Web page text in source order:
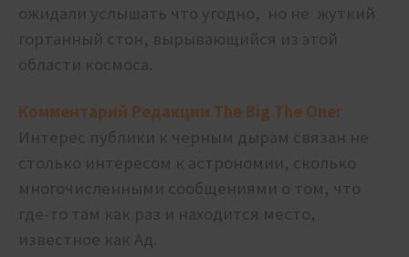
ожидали услышать что угодно, но не жуткий
гортанный стон, вырывающийся из этой
области космоса.
Комментарий Редакции The Big The One:
Интерес публики к черным дырам связан не
столько интересом к астрономии, сколько
многочисленными сообщениями о том, что
где-то там как раз и находится место,
известное как Ад.